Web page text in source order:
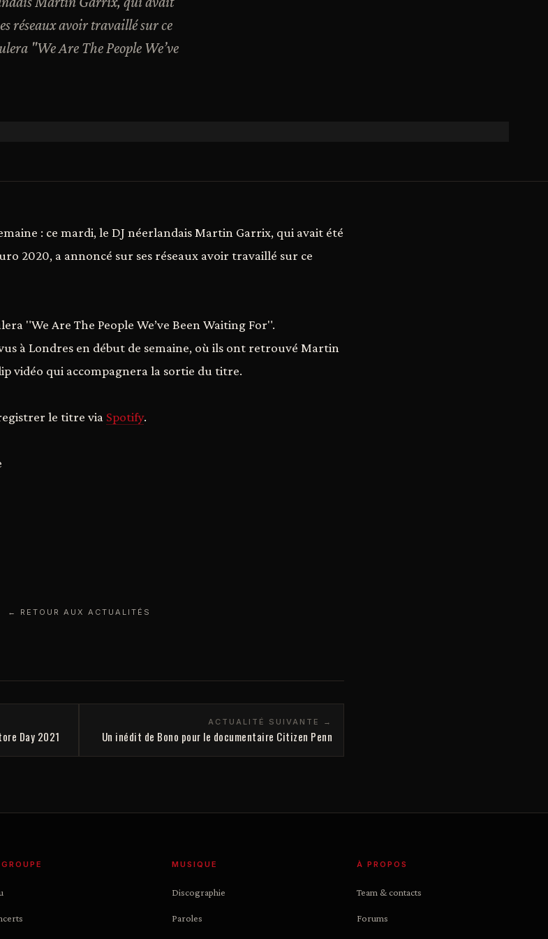
réseaux avoir travaillé sur ce
"We Are The People We’ve
: ce mardi, le DJ néerlandais Martin Garrix, qui avait été
2020, a annoncé sur ses réseaux avoir travaillé sur ce
"We Are The People We’ve Been Waiting For".
à Londres en début de semaine, où ils ont retrouvé Martin
vidéo qui accompagnera la sortie du titre.
le titre via Spotify.
← RETOUR AUX ACTUALITÉS
Day 2021
ACTUALITÉ SUIVANTE →
Un inédit de Bono pour le documentaire Citizen Penn
MUSIQUE
Discographie
Paroles
À PROPOS
Team & contacts
Forums